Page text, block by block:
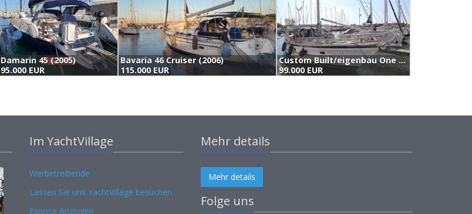
Damarin 45 (2005)
95.000 EUR
Bavaria 46 Cruiser (2006)
115.000 EUR
Custom Built/eigenbau One Off Motorsailer (1992)
99.000 EUR
Im YachtVillage
Werbetreibende
Lassen Sie uns YachtVillage besuchen
Expose Anzeigen
Mehr details
Mehr details
Folge uns